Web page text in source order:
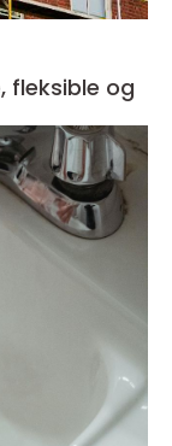
fleksible og